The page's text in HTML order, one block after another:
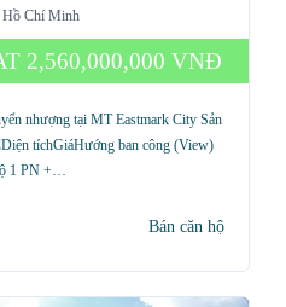
Hồ Chí Minh
2,560,000,000 VNĐ
nhượng tại MT Eastmark City Sản
tíchGiáHướng ban công (View)
1 PN +…
Bán căn hộ